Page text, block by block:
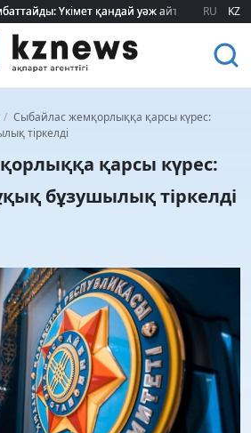
Үкімет қандай уәж айтады?
Үкімет қандай уәж айтады? RU KZ
/ Сыбайлас жемқорлыққа қарсы күрес:
тіркелді
қарсы күрес:
бұзушылық тіркелді